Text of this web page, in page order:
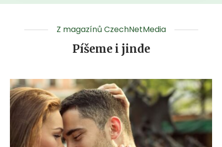
Z magazínů CzechNetMedia
Píšeme i jinde